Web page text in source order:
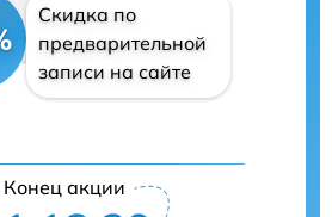
Скидка по
предварительной
записи на сайте
Конец акции